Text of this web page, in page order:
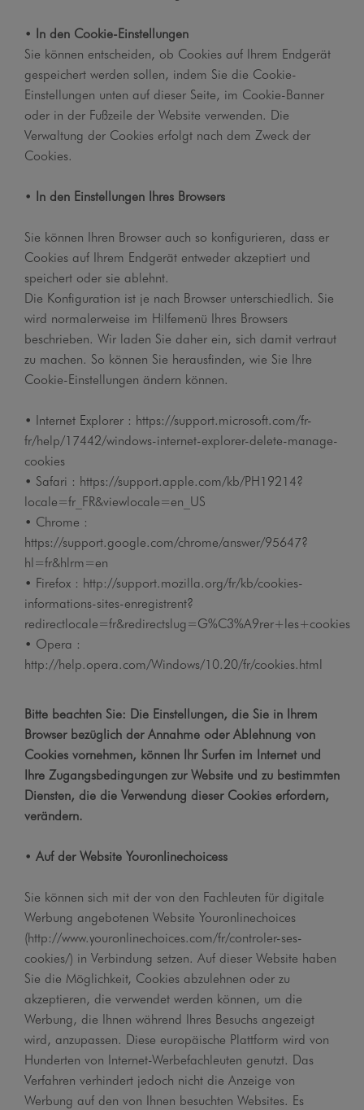
• In den Cookie-Einstellungen
Sie können entscheiden, ob Cookies auf Ihrem Endgerät
gespeichert werden sollen, indem Sie die Cookie-
Einstellungen unten auf dieser Seite, im Cookie-Banner
oder in der Fußzeile der Website verwenden. Die
Verwaltung der Cookies erfolgt nach dem Zweck der
Cookies.
• In den Einstellungen Ihres Browsers
Sie können Ihren Browser auch so konfigurieren, dass er
Cookies auf Ihrem Endgerät entweder akzeptiert und
speichert oder sie ablehnt.
Die Konfiguration ist je nach Browser unterschiedlich. Sie
wird normalerweise im Hilfemenü Ihres Browsers
beschrieben. Wir laden Sie daher ein, sich damit vertraut
zu machen. So können Sie herausfinden, wie Sie Ihre
Cookie-Einstellungen ändern können.
• Internet Explorer : https://support.microsoft.com/fr-
fr/help/17442/windows-internet-explorer-delete-manage-
cookies
• Safari : https://support.apple.com/kb/PH19214?
locale=fr_FR&viewlocale=en_US
• Chrome :
https://support.google.com/chrome/answer/95647?
hl=fr&hlrm=en
• Firefox : http://support.mozilla.org/fr/kb/cookies-
informations-sites-enregistrent?
redirectlocale=fr&redirectslug=G%C3%A9rer+les+cookies
• Opera :
http://help.opera.com/Windows/10.20/fr/cookies.html
Bitte beachten Sie: Die Einstellungen, die Sie in Ihrem
Browser bezüglich der Annahme oder Ablehnung von
Cookies vornehmen, können Ihr Surfen im Internet und
Ihre Zugangsbedingungen zur Website und zu bestimmten
Diensten, die die Verwendung dieser Cookies erfordern,
verändern.
• Auf der Website Youronlinechoicess
Sie können sich mit der von den Fachleuten für digitale
Werbung angebotenen Website Youronlinechoices
(http://www.youronlinechoices.com/fr/controler-ses-
cookies/) in Verbindung setzen. Auf dieser Website haben
Sie die Möglichkeit, Cookies abzulehnen oder zu
akzeptieren, die verwendet werden können, um die
Werbung, die Ihnen während Ihres Besuchs angezeigt
wird, anzupassen. Diese europäische Plattform wird von
Hunderten von Internet-Werbefachleuten genutzt. Das
Verfahren verhindert jedoch nicht die Anzeige von
Werbung auf den von Ihnen besuchten Websites. Es